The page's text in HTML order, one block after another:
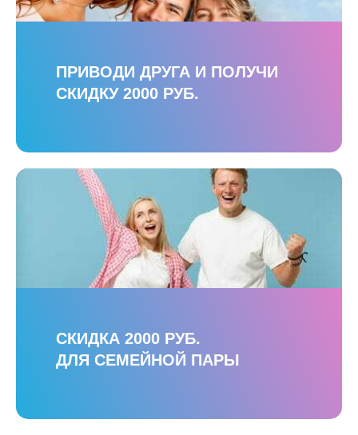
ПРИВОДИ ДРУГА И ПОЛУЧИ
СКИДКУ 2000 РУБ.
СКИДКА 2000 РУБ.
ДЛЯ СЕМЕЙНОЙ ПАРЫ